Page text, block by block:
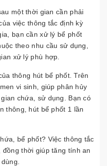
một thời gian cần phải
việc thông tắc định kỳ
bạn cần xử lý bể phốt
theo nhu cầu sử dụng,
xử lý phù hợp.
thông hút bể phốt. Trên
vi sinh, giúp phân hủy
chứa, sử dụng. Bạn có
thông, hút bể phốt 1 lần
bể phốt? Việc thông tắc
thời giúp tăng tính an